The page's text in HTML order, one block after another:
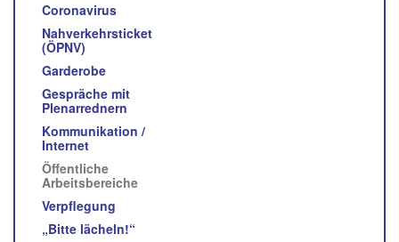
Coronavirus
Nahverkehrsticket
(ÖPNV)
Garderobe
Gespräche mit
Plenarrednern
Kommunikation /
Internet
Öffentliche
Arbeitsbereiche
Verpflegung
„Bitte lächeln!“